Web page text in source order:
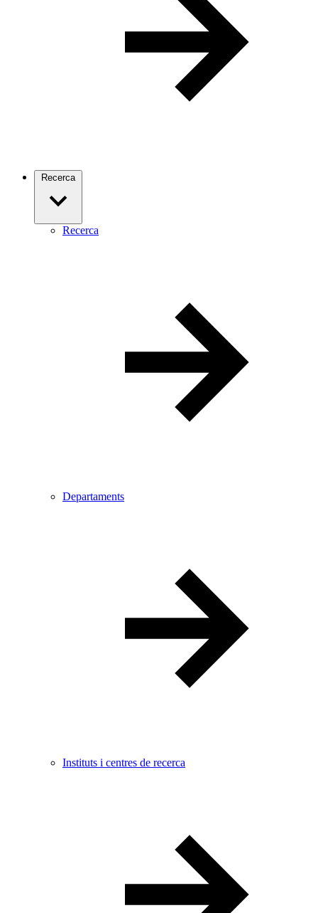
Recerca
Recerca
Departaments
Instituts i centres de recerca